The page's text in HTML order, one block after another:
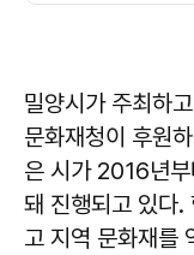
밀양시가 주최하
문화재청이 후원
은 시가 2016년
돼 진행되고 있다.
고 지역 문화재를